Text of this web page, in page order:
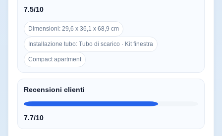
7.5/10
Dimensioni: 29,6 x 36,1 x 68,9 cm
Installazione tubo: Tubo di scarico · Kit finestra
Compact apartment
Recensioni clienti
7.7/10